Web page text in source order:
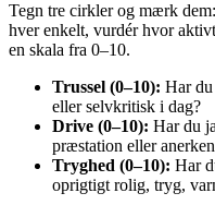
Tegn tre cirkler og mærk dem:
hver enkelt, vurdér hvor
en skala fra 0–10.
Trussel (0–10): Har
eller selvkritisk i dag?
Drive (0–10): Har du
præstation eller
Tryghed (0–10): Har
oprigtigt rolig, tryg,